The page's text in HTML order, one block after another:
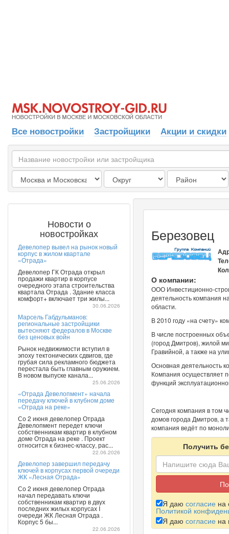
Все новостройки Застройщики Акции и скидки
Новости о
новостройках
Девелопер вывел на рынок новый
корпус в жилом квартале
«Отрада»
Девелопер ГК Отрада открыл
продажи квартир в корпусе
очередного этапа строительства
квартала Отрада . Здание класса
комфорт+ включает три жилы...
30.06.2026
Марсель Габдульманов:
региональные застройщики
вытесняют федералов в Москве
без ценовых войн
Рынок недвижимости вступил в
эпоху тектонических сдвигов, где
грубая сила рекламного бюджета
перестала быть главным оружием.
В новом выпуске канала...
25.06.2026
«Отрада Девелопмент» начала
передачу ключей в клубном доме
«Отрада на реке»
Со 2 июня девелопер Отрада
Девелопмент передет ключи
собственникам квартир в клубном
доме Отрада на реке . Проект
относится к бизнес-классу, рас...
22.06.2026
Девелопер завершил передачу
ключей в корпусах первой очереди
ЖК «Лесная Отрада»
Со 2 июня девелопер Отрада
начал передавать ключи
собственникам квартир в двух
последних жилых корпусах I
очереди ЖК Лесная Отрада .
Корпус 5 бы...
22.06.2026
Березовец
О компании:
ООО Инвестиционно-
деятельность компания
области.
В 2010 году «на счету»
В числе построенных
(город Дмитров), жилой
Гравийной, а также на
Основная деятельность
Компания осуществляет
функций
Сегодня компания в том
домов города Дмитров, а
компания ведёт по
Получить
Я даю согласие на
Политикой
Я даю согласие на